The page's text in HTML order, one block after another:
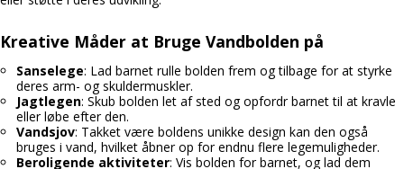
Kreative Måder at Bruge Vandbolden på
Sanselege: Lad barnet rulle bolden frem og tilbage for at styrke
deres arm- og skuldermuskler.
Jagtlegen: Skub bolden let af sted og opfordr barnet til at kravle
eller løbe efter den.
Vandsjov: Takket være boldens unikke design kan den også
bruges i vand, hvilket åbner op for endnu flere legemuligheder.
Beroligende aktiviteter: Vis bolden for barnet, og lad dem